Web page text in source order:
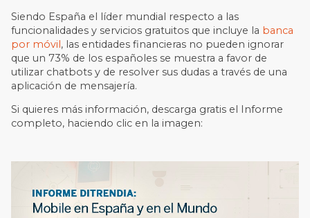
Siendo España el líder mundial respecto a las
funcionalidades y servicios gratuitos que incluye la banca
por móvil, las entidades financieras no pueden ignorar
que un 73% de los españoles se muestra a favor de
utilizar chatbots y de resolver sus dudas a través de una
aplicación de mensajería.
Si quieres más información, descarga gratis el Informe
completo, haciendo clic en la imagen: